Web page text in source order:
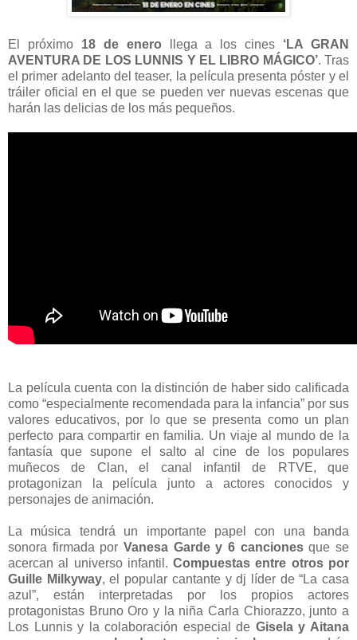
El próximo 18 de enero llega a los cines ‘LA GRAN
AVENTURA DE LOS LUNNIS Y EL LIBRO MÁGICO’. Tras
el primer adelanto del teaser, la película presenta póster y el
tráiler oficial en el que se pueden ver nuevas escenas que
harán las delicias de los más pequeños.
La película cuenta con la distinción de haber sido calificada
como “especialmente recomendada para la infancia” por sus
valores educativos, por lo que se presenta como un plan
perfecto para compartir en familia. Un viaje al mundo de la
fantasía que supone el salto al cine de los populares
muñecos de Clan, el canal infantil de RTVE, que
protagonizan la película junto a actores conocidos y
personajes de animación.
La música tendrá un importante papel con una banda
sonora firmada por Vanesa Garde y 6 cancionesque se
acercan al universo infantil.Compuestas entre otros por
Guille Milkyway, el popular cantante y dj líder de “La casa
azul”, están interpretadas por los propios actores
protagonistas Bruno Oro y la niña Carla Chiorazzo, junto a
Los Lunnis y la colaboración especial de Gisela y Aitana